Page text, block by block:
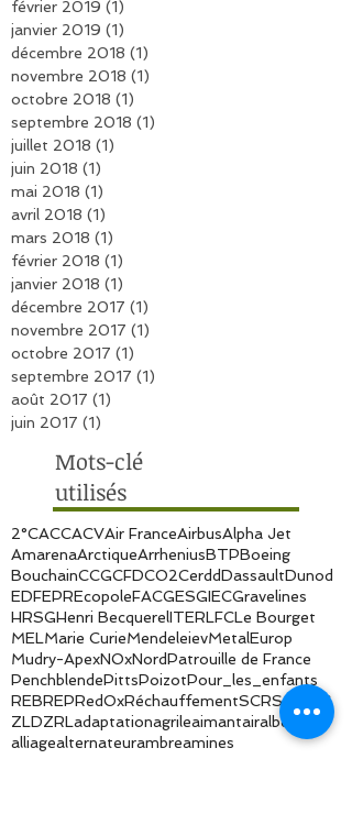
avril 2019 (1)1 post
mars 2019 (1)1 post
février 2019 (1) 1 post
janvier 2019 (1)1 post
décembre 2018 (1)
novembre 2018 (1)1 post
octobre 2018
septembre 2018
juillet 2018 (1)
juin 2018 (1)1 post
mai 2018 (1)1 post
avril 2018 (1)1 post
mars 2018 (1)1 post
février 2018 (1)1 post
janvier 2018 (1)1 post
décembre 2017 (1)
novembre 2017 (1)1 post
octobre 2017
septembre 2017
juin 2017 (1)1 post
Mots-clé
utilisés
2°CACCACVAir FranceAirbusAlpha Jet
AmarenaArctiqueArrheniusBTPBoeing
BouchainCCGCFDCO2CerddDassaultDunod
EDFEPREcopoleFACGESGIECGravelines
HRSGHenri BecquerelITERLFCLe Bourget
MELMarie CurieMendeleievMetalEurop
Mudry-ApexNOxNordPatrouille de France
PenchblendePittsPoizotPour_les_enfants
REBREPRedOxRéchauffement SuezTG